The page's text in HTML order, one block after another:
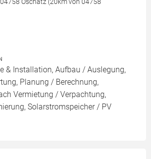
& Installation, Aufbau / Auslegung,
Planung / Berechnung,
Vermietung / Verpachtung,
Solarstromspeicher / PV